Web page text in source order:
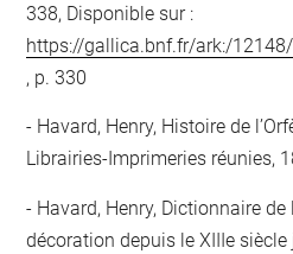
338, Disponible sur :
https://gallica.bnf.fr/ark:/
, p. 330
Havard, Henry, Histoire de
Librairies-Imprimeries réunies,
Havard, Henry, Dictionnaire
décoration depuis le XIIIe